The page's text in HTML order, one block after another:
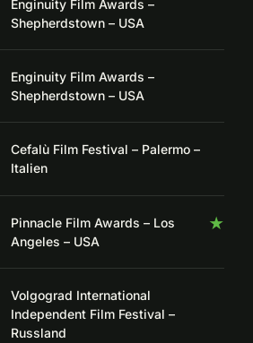
Enginuity Film Awards –
Shepherdstown – USA
Enginuity Film Awards –
Shepherdstown – USA
Cefalù Film Festival – Palermo –
Italien
★
Pinnacle Film Awards – Los
Angeles – USA
Volgograd International
Independent Film Festival –
Russland